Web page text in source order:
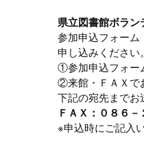
県立図書館ボラ
参加申込フォー
申し込みください。
①参加申込フォー
②来館・ＦＡＸで
下記の宛先までお
ＦＡＸ：０８６
※申込時にご記入